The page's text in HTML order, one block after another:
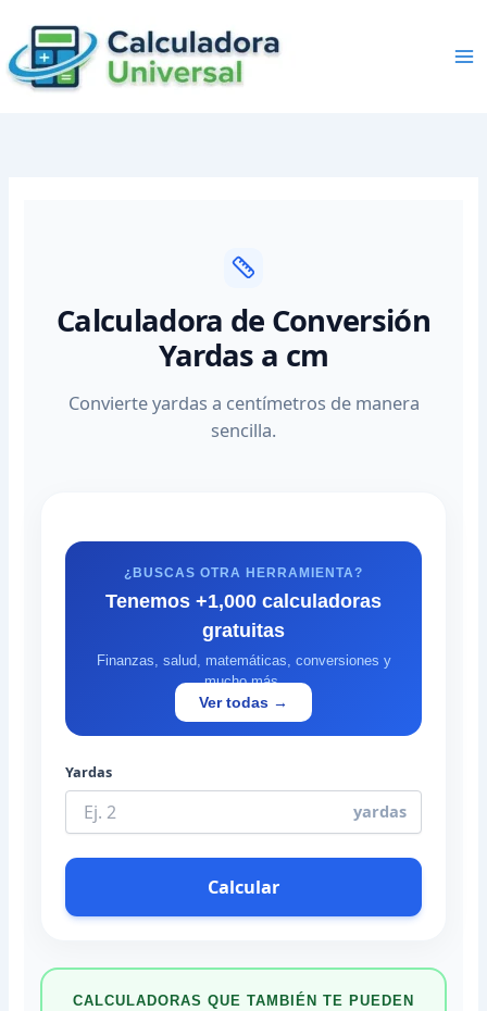
content
Calculadora de Conversión
Yardas a cm
Convierte yardas a centímetros de manera
sencilla.
¿BUSCAS OTRA HERRAMIENTA?
Tenemos +1,000 calculadoras
gratuitas
Finanzas, salud, matemáticas, conversiones y
mucho más.
Ver todas →
Yardas
yardas
Calcular
CALCULADORAS QUE TAMBIÉN TE PUEDEN